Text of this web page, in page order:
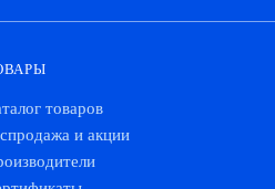
товаров
и акции